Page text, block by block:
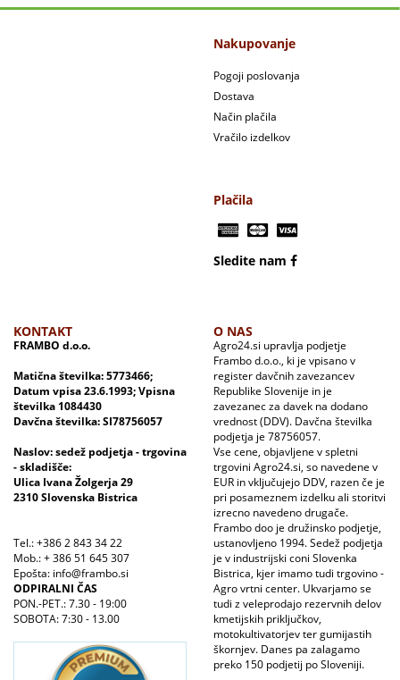
Nakupovanje
Pogoji poslovanja
Dostava
Način plačila
Vračilo izdelkov
Plačila
Sledite nam
KONTAKT
FRAMBO d.o.o.
Matična številka: 5773466;
Datum vpisa 23.6.1993; Vpisna
številka 1084430
Davčna številka: SI78756057
Naslov: sedež podjetja - trgovina
- skladišče:
Ulica Ivana Žolgerja 29
2310 Slovenska Bistrica
Tel.: +386 2 843 34 22
Mob.: + 386 51 645 307
Epošta: info@frambo.si
ODPIRALNI ČAS
PON.-PET.: 7.30 - 19:00
SOBOTA: 7:30 - 13.00
O NAS
Agro24.si upravlja podjetje
Frambo d.o.o., ki je vpisano v
register davčnih zavezancev
Republike Slovenije in je
zavezanec za davek na dodano
vrednost (DDV). Davčna številka
podjetja je 78756057.
Vse cene, objavljene v spletni
trgovini Agro24.si, so navedene v
EUR in vključujejo DDV, razen če je
pri posameznem izdelku ali storitvi
izrecno navedeno drugače.
Frambo doo je družinsko podjetje,
ustanovljeno 1994. Sedež podjetja
je v industrijski coni Slovenka
Bistrica, kjer imamo tudi trgovino -
Agro vrtni center. Ukvarjamo se
tudi z veleprodajo rezervnih delov
kmetijskih priključkov,
motokultivatorjev ter gumijastih
škornjev. Danes pa zalagamo
preko 150 podjetij po Sloveniji.